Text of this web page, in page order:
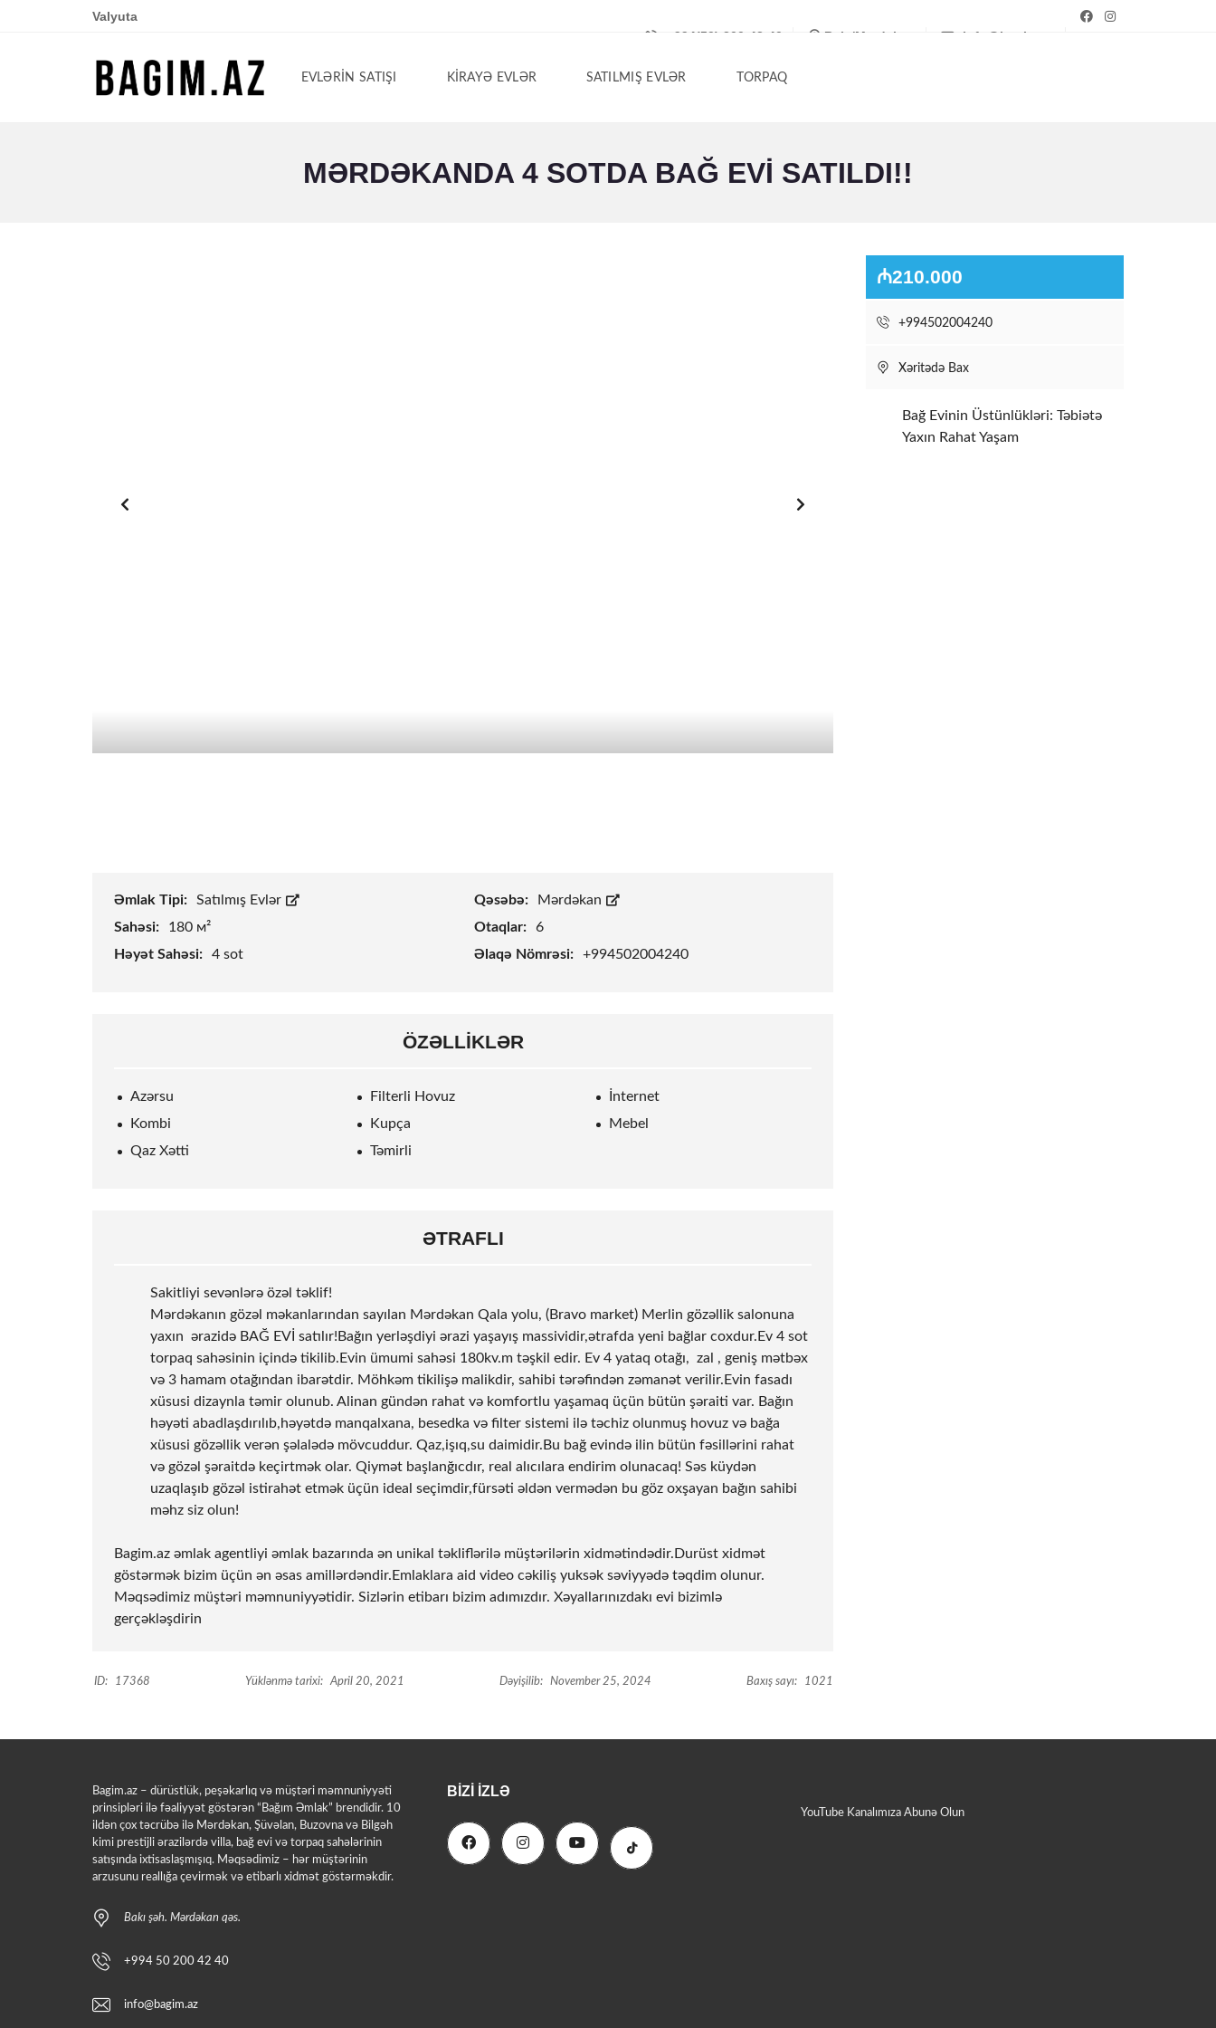
Valyuta
+994(50) 200-42-40
Bakı/Mərdəkan info@bagim.az
EVLƏRIN SATIŞI KIRAYƏ EVLƏR SATILMIŞ EVLƏR TORPAQ
MƏRDƏKANDA 4 SOTDA BAĞ EVI SATILDI!!
Əmlak Tipi: Satılmış Evlər Qəsəbə:
Mərdəkan
Sahəsi:
180 м² Otaqlar:
6
Həyət Sahəsi:
4 sot Əlaqə Nömrəsi: +994502004240
ÖZƏLLIKLƏR
Azərsu Filterli Hovuz
İnternet
Kombi
Kupça
Mebel
Qaz Xətti
Təmirli
ƏTRAFLI
Sakitliyi sevənlərə özəl təklif!
Mərdəkanın gözəl məkanlarından sayılan Mərdəkan Qala yolu, (Bravo market) Merlin gözəllik salonuna
yaxın ərazidə BAĞ EVİ satılır!Bağın yerləşdiyi ərazi yaşayış massividir,ətrafda yeni bağlar coxdur.Ev 4 sot
torpaq sahəsinin içində tikilib.Evin ümumi sahəsi 180kv.m təşkil edir. Ev 4 yataq otağı, zal , geniş mətbəx
və 3 hamam otağından ibarətdir. Möhkəm tikilişə malikdir, sahibi tərəfindən zəmanət verilir.Evin fasadı
xüsusi dizaynla təmir olunub. Alinan gündən rahat və komfortlu yaşamaq üçün bütün şəraiti var. Bağın
həyəti abadlaşdırılıb,həyətdə manqalxana, besedka və filter sistemi ilə təchiz olunmuş hovuz və bağa
xüsusi gözəllik verən şəlalədə mövcuddur. Qaz,işıq,su daimidir.Bu bağ evində ilin bütün fəsillərini rahat
və gözəl şəraitdə keçirtmək olar. Qiymət başlanğıcdır, real alıcılara endirim olunacaq! Səs küydən
uzaqlaşıb gözəl istirahət etmək üçün ideal seçimdir,fürsəti əldən vermədən bu göz oxşayan bağın sahibi
məhz siz olun!
Bagim.az əmlak agentliyi əmlak bazarında ən unikal təkliflərilə müştərilərin xidmətindədir.Durüst xidmət
göstərmək bizim üçün ən əsas amillərdəndir.Emlaklara aid video cəkiliş yuksək səviyyədə təqdim olunur.
Məqsədimiz müştəri məmnuniyyətidir. Sizlərin etibarı bizim adımızdır. Xəyallarınızdakı evi bizimlə
gerçəkləşdirin
ID: 17368 Yüklənmə tarixi: April 20, 2021 Dəyişilib: November 25, 2024 Baxış sayı: 1021
₼210.000
+994502004240
Xəritədə Bax
Bağ Evinin Üstünlükləri: Təbiətə
Yaxın Rahat Yaşam
Bagim.az – dürüstlük, peşəkarlıq və müştəri məmnuniyyəti
prinsipləri ilə fəaliyyət göstərən “Bağım Əmlak” brendidir. 10
ildən çox təcrübə ilə Mərdəkan, Şüvəlan, Buzovna və Bilgəh
kimi prestijli ərazilərdə villa, bağ evi və torpaq sahələrinin
satışında ixtisaslaşmışıq. Məqsədimiz – hər müştərinin
arzusunu reallığa çevirmək və etibarlı xidmət göstərməkdir.
Bakı şəh. Mərdəkan qəs.
+994 50 200 42 40
info@bagim.az
BIZI İZLƏ
YouTube Kanalımıza Abunə Olun